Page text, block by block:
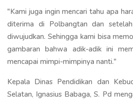
"Kami juga ingin mencari tahu apa
diterima di Polbangtan dan
diwujudkan. Sehingga kami bisa
gambaran bahwa adik-adik ini
mencapai mimpi-mimpinya nanti."
Kepala Dinas Pendidikan dan
Selatan, Ignasius Babaga, S. Pd